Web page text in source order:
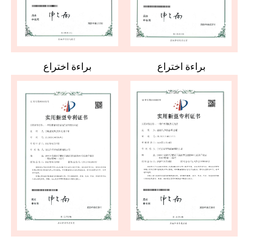
براءة اختراع براءة اختراع